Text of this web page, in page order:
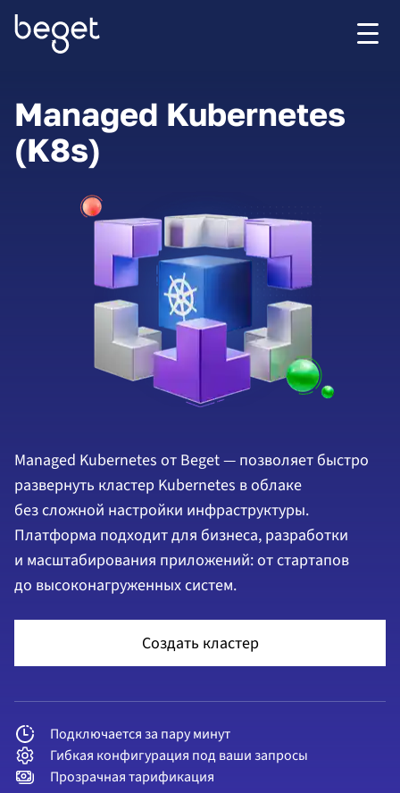
Managed Kubernetes
(K8s)
Managed Kubernetes от Beget — позволяет быстро
развернуть кластер Kubernetes в облаке
без сложной настройки инфраструктуры.
Платформа подходит для бизнеса, разработки
и масштабирования приложений: от стартапов
до высоконагруженных систем.
Создать кластер
Подключается за пару минут
Гибкая конфигурация под ваши запросы
Прозрачная тарификация